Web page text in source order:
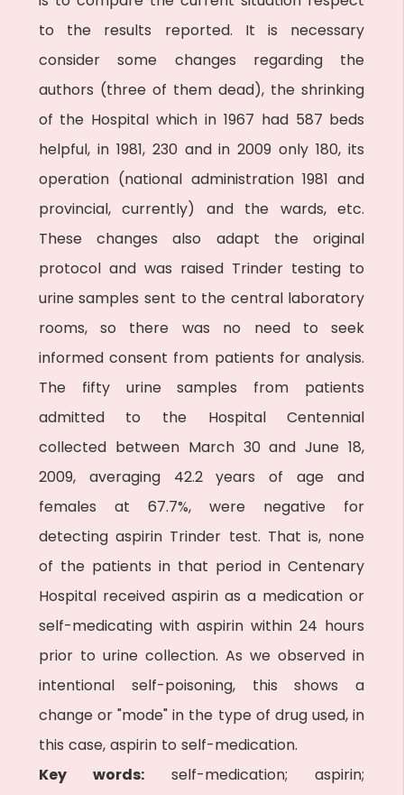
to the results reported. It is necessary
consider some changes regarding the
authors (three of them dead), the shrinking
of the Hospital which in 1967 had 587 beds
helpful, in 1981, 230 and in 2009 only 180, its
operation (national administration 1981 and
provincial, currently) and the wards, etc.
These changes also adapt the original
protocol and was raised Trinder testing to
urine samples sent to the central laboratory
rooms, so there was no need to seek
informed consent from patients for analysis.
The fifty urine samples from patients
admitted to the Hospital Centennial
collected between March 30 and June 18,
2009, averaging 42.2 years of age and
females at 67.7%, were negative for
detecting aspirin Trinder test. That is, none
of the patients in that period in Centenary
Hospital received aspirin as a medication or
self-medicating with aspirin within 24 hours
prior to urine collection. As we observed in
intentional self-poisoning, this shows a
change or "mode" in the type of drug used, in
this case, aspirin to self-medication.
Key words:self-medication; aspirin;